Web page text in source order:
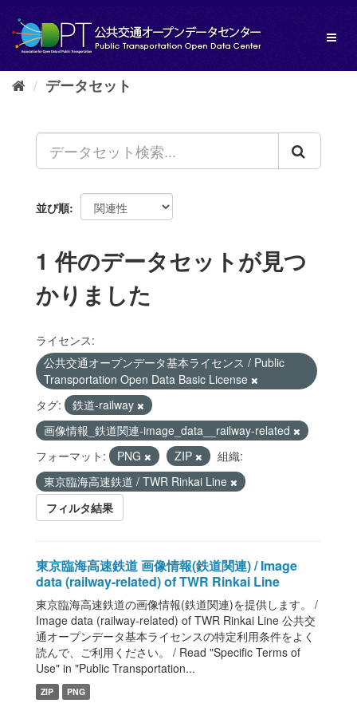
し
データセット
並び順
1 件のデータセットが見つ
かりました
ライセンス:
公共交通オープンデータ基本ライセンス / Public
Transportation Open Data Basic License
タグ:
鉄道-railway
画像情報_鉄道関連-image_data__railway-related
フォーマット:
PNG ZIP
組織:
東京臨海高速鉄道 / TWR Rinkai Line
フィルタ結果
東京臨海高速鉄道 画像情報(鉄道関連) / Image
data (railway-related) of TWR Rinkai Line
東京臨海高速鉄道の画像情報(鉄道関連)を提供します。 /
Image data (railway-related) of TWR Rinkai Line 公共交
通オープンデータ基本ライセンスの特定利用条件をよく
読んで、ご利用ください。 / Read "Specific Terms of
Use" in "Public Transportation...
ZIP PNG